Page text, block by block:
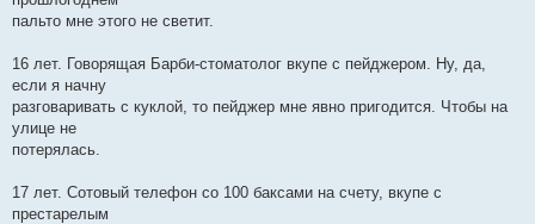
пальто мне этого не светит.
16 лет. Говорящая Барби-стоматолог вкупе с пейджером. Ну, да,
если я начну
разговаривать с куклой, то пейджер мне явно пригодится. Чтобы на
улице не
потерялась.
17 лет. Сотовый телефон со 100 баксами на счету, вкупе с
престарелым